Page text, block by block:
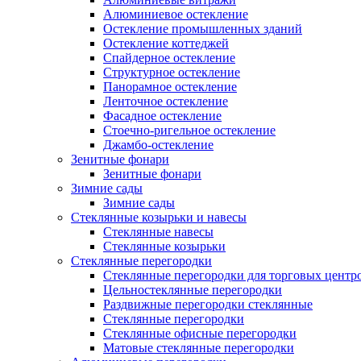
Алюминиевое остекление
Остекление промышленных зданий
Остекление коттеджей
Спайдерное остекление
Структурное остекление
Панорамное остекление
Ленточное остекление
Фасадное остекление
Стоечно-ригельное остекление
Джамбо-остекление
Зенитные фонари
Зенитные фонари
Зимние сады
Зимние сады
Стеклянные козырьки и навесы
Стеклянные навесы
Стеклянные козырьки
Стеклянные перегородки
Стеклянные перегородки для торговых
Цельностеклянные перегородки
Раздвижные перегородки стеклянные
Стеклянные перегородки
Стеклянные офисные перегородки
Матовые стеклянные перегородки